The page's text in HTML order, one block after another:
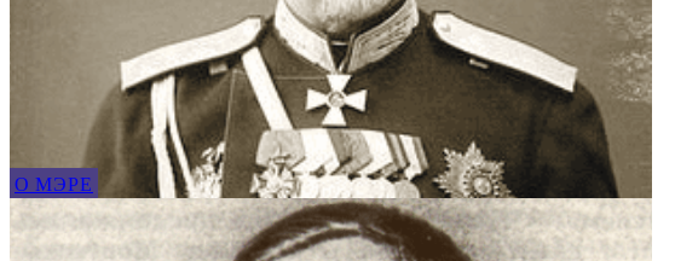
О МЭРЕ